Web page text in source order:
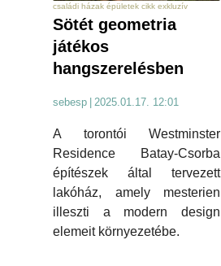
családi házak épületek cikk exkluzív
Sötét geometria
játékos
hangszerelésben
sebesp 2025.01.17. 12:01
A torontói Westminster
Residence Batay-Csorba
építészek által tervezett
lakóház, amely mesterien
illeszti a modern design
elemeit környezetébe.